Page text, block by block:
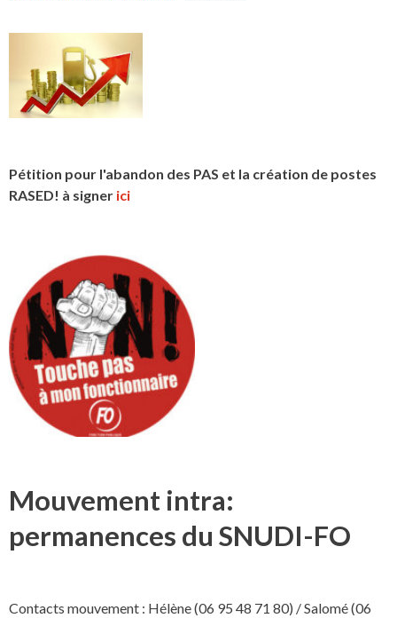
Pétition pour l'abandon des PAS et la création de postes
RASED! à signer ici
Mouvement intra:
permanences du SNUDI-FO
Contacts mouvement : Hélène (06 95 48 71 80) / Salomé (06